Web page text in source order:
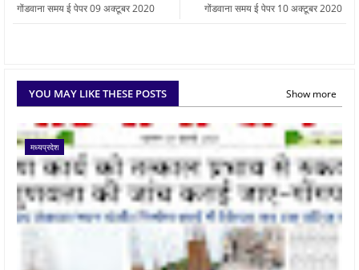
गोंडवाना समय ई पेपर 10 अक्टूबर 2020
गोंडवाना समय ई पेपर 09 अक्टूबर 2020
YOU MAY LIKE THESE POSTS Show more
मध्यप्रदेश